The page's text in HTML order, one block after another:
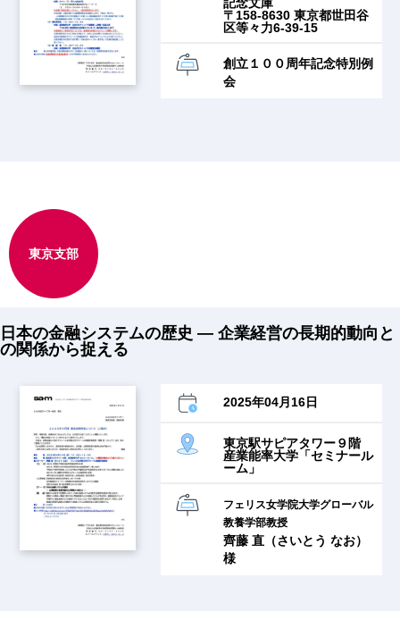
〒158-8630 東京都世田谷
区等々力6-39-15
創立１００周年記念特別例
会
東京支部
日本の金融システムの歴史 ― 企業経営の長期的動向と
の関係から捉える
2025年04月16日
東京駅サピアタワー９階
産業能率大学「セミナール
ーム」
フェリス女学院大学グローバル
教養学部教授
齊藤 直（さいとう なお）
様